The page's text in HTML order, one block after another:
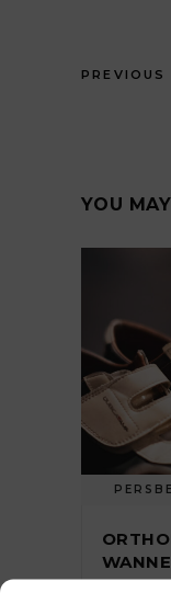
PREVIOUS
YOU